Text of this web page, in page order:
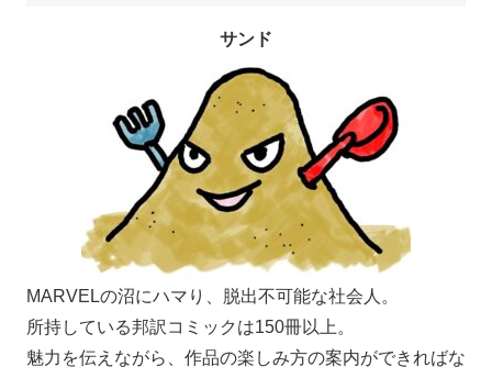
サンド
MARVELの沼にハマり、脱出不可能な社会人。
所持している邦訳コミックは150冊以上。
魅力を伝えながら、作品の楽しみ方の案内ができればな